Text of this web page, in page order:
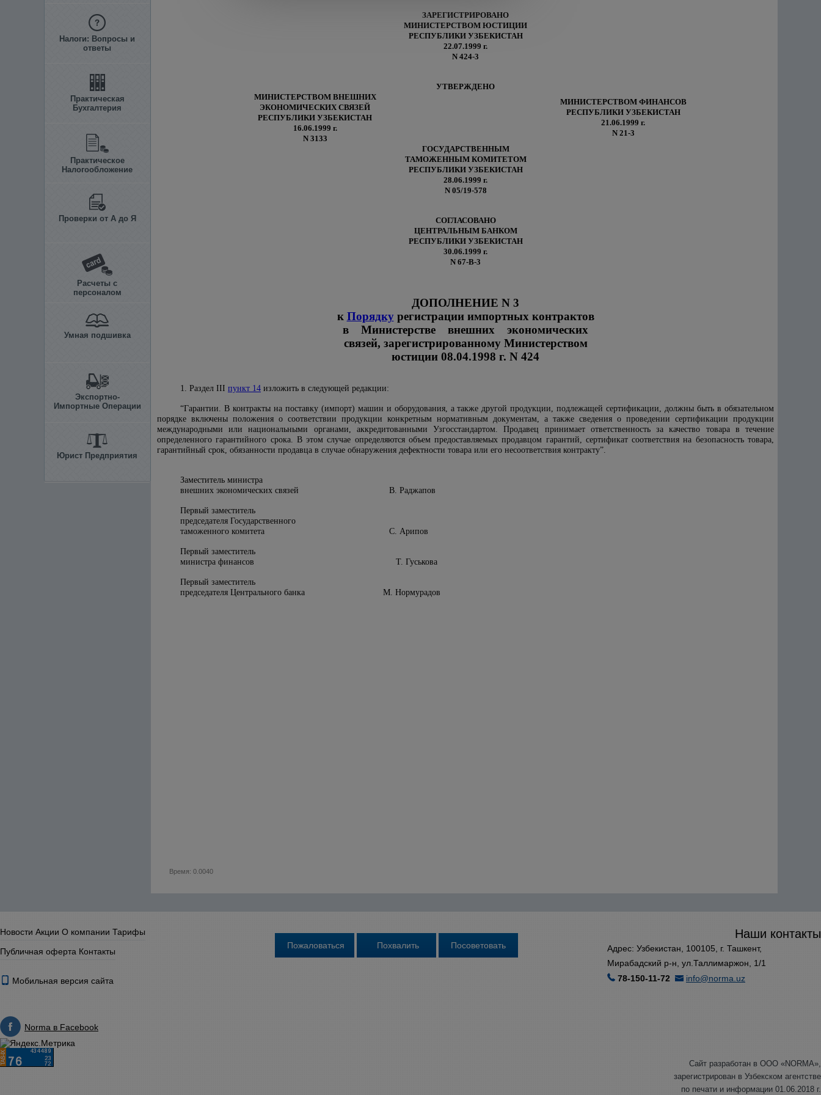
Налоги: Вопросы и
ответы
Практическая
Бухгалтерия
Практическое
Налогообложение
Проверки от А до Я
Расчеты с
персоналом
Умная подшивка
Экспортно-
Импортные Операции
Юрист Предприятия
ЗАРЕГИСТРИРОВАНО
МИНИСТЕРСТВОМ ЮСТИЦИИ
РЕСПУБЛИКИ УЗБЕКИСТАН
22.07.1999 г.
N 424-3
УТВЕРЖДЕНО
МИНИСТЕРСТВОМ ВНЕШНИХ
ЭКОНОМИЧЕСКИХ СВЯЗЕЙ
РЕСПУБЛИКИ УЗБЕКИСТАН
16.06.1999 г.
N 3133
МИНИСТЕРСТВОМ ФИНАНСОВ
РЕСПУБЛИКИ УЗБЕКИСТАН
21.06.1999 г.
N 21-3
ГОСУДАРСТВЕННЫМ
ТАМОЖЕННЫМ КОМИТЕТОМ
РЕСПУБЛИКИ УЗБЕКИСТАН
28.06.1999 г.
N 05/19-578
СОГЛАСОВАНО
ЦЕНТРАЛЬНЫМ БАНКОМ
РЕСПУБЛИКИ УЗБЕКИСТАН
30.06.1999 г.
N 67-В-3
ДОПОЛНЕНИЕ N 3
к Порядкурегистрации импортных контрактов
в Министерстве внешних экономических
связей, зарегистрированному Министерством
юстиции 08.04.1998 г. N 424
1. Раздел III пункт 14 изложить в следующей редакции:
“Гарантии. В контракты на поставку (импорт) машин и оборудования, а также другой продукции, подлежащей сертификации, должны быть в обязательном
порядке включены положения о соответствии продукции конкретным нормативным документам, а также сведения о проведении сертификации продукции
международными или национальными органами, аккредитованными Узгосстандартом. Продавец принимает ответственность за качество товара в течение
определенного гарантийного срока. В этом случае определяются объем предоставляемых продавцом гарантий, сертификат соответствия на безопасность товара,
гарантийный срок, обязанности продавца в случае обнаружения дефектности товара или его несоответствия контракту”.
Заместитель министра
внешних экономических связей В. Раджапов
Первый заместитель
председателя Государственного
таможенного комитета С. Арипов
Первый заместитель
министра финансов Т. Гуськова
Первый заместитель
председателя Центрального банка М. Нормурадов
Время: 0.0040
Новости Акции О компании Тарифы
Публичная оферта Контакты
Наши контакты
Адрес: Узбекистан, 100105, г. Ташкент,
Мирабадский р-н, ул.Таллимаржон, 1/1
78-150-11-72
info@norma.uz
Мобильная версия сайта
Norma в Facebook
Сайт разработан в ООО «NORMA»,
зарегистрирован в Узбекском агентстве
по печати и информации 01.06.2018 г.